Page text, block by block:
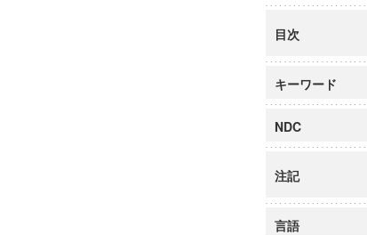
目次
キーワード
NDC
注記
言語